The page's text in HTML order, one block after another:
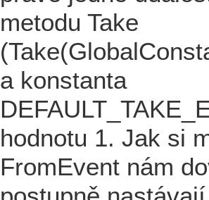
metodu Take
a konstanta
hodnotu 1. Jak si
FromEvent nám